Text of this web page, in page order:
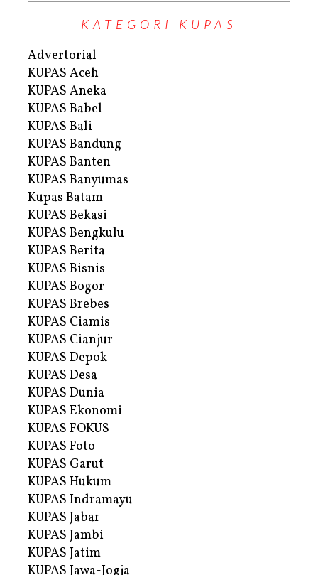
KATEGORI KUPAS
Advertorial
KUPAS Aceh
KUPAS Aneka
KUPAS Babel
KUPAS Bali
KUPAS Bandung
KUPAS Banten
KUPAS Banyumas
Kupas Batam
KUPAS Bekasi
KUPAS Bengkulu
KUPAS Berita
KUPAS Bisnis
KUPAS Bogor
KUPAS Brebes
KUPAS Ciamis
KUPAS Cianjur
KUPAS Depok
KUPAS Desa
KUPAS Dunia
KUPAS Ekonomi
KUPAS FOKUS
KUPAS Foto
KUPAS Garut
KUPAS Hukum
KUPAS Indramayu
KUPAS Jabar
KUPAS Jambi
KUPAS Jatim
KUPAS Jawa-Jogja